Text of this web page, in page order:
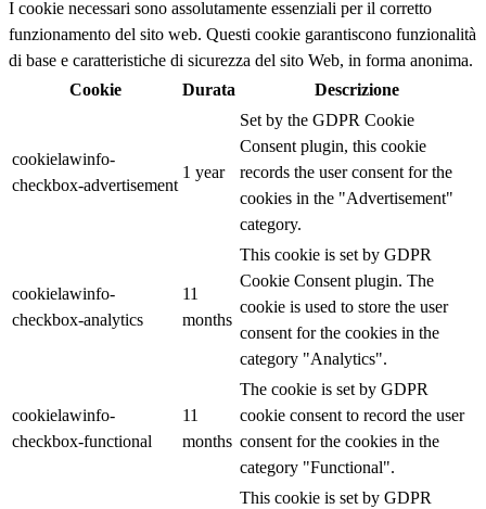
I cookie necessari sono assolutamente essenziali per il corretto
funzionamento del sito web. Questi cookie garantiscono funzionalità
di base e caratteristiche di sicurezza del sito Web, in forma anonima.
Cookie
Durata Descrizione
cookielawinfo-
checkbox-advertisement
1 year
Set by the GDPR Cookie
Consent plugin, this cookie
records the user consent for the
cookies in the "Advertisement"
category.
cookielawinfo-
checkbox-analytics
11
months
This cookie is set by GDPR
Cookie Consent plugin. The
cookie is used to store the user
consent for the cookies in the
category "Analytics".
cookielawinfo-
checkbox-functional
11
months
The cookie is set by GDPR
cookie consent to record the user
consent for the cookies in the
category "Functional".
This cookie is set by GDPR